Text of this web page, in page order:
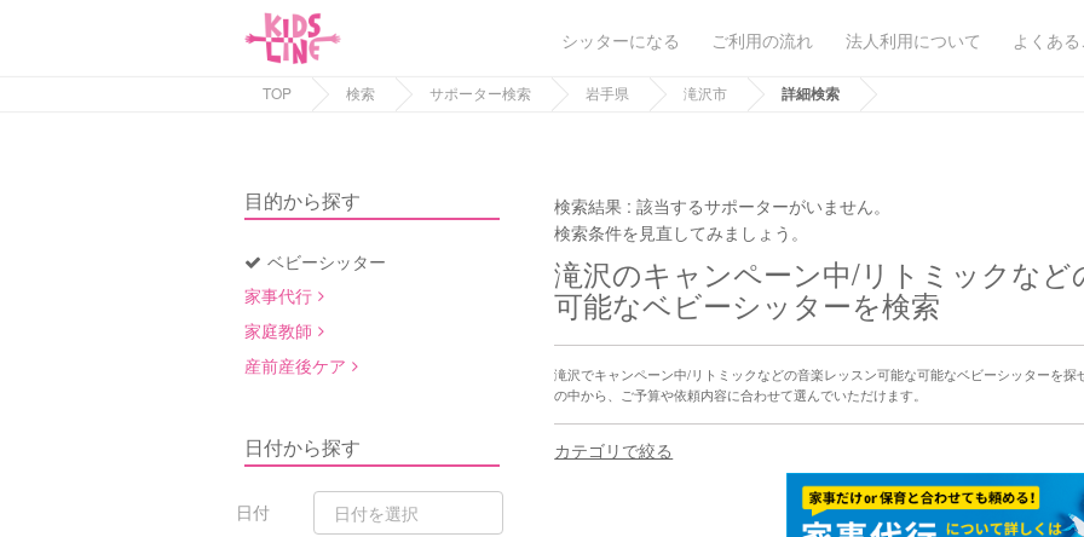
シッターになる ご利用の流れ 法人利用について よくあ
TOP 検索 サポーター検索 岩手県 滝沢市 詳細検索
目的から探す
ベビーシッター
家事代行
家庭教師
産前産後ケア
日付から探す
日付
検索結果 :該当するサポーターがいません。
検索条件を見直してみましょう。
滝沢のキャンペーン中/リトミックな
可能なベビーシッターを検索
滝沢でキャンペーン中/リトミックなどの音楽レッスン可能な可能なベビーシッターを
の中から、ご予算や依頼内容に合わせて選んでいただけます。
カテゴリで絞る